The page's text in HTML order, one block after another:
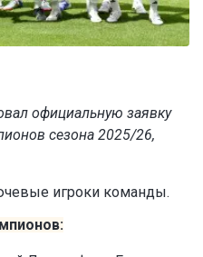
официальную заявку
сезона 2025/26,
игроки команды.